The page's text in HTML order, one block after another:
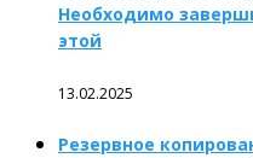
Необходимо
этой
13.02.2025
Резервное